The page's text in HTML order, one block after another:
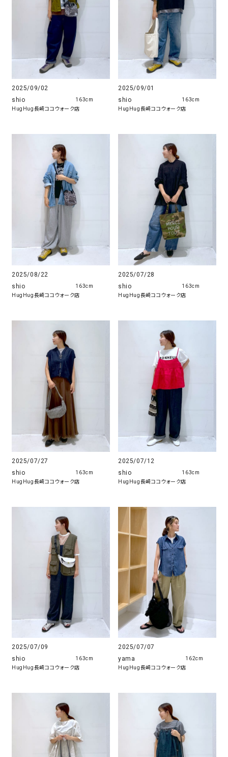
2025/09/02
shio
HugHug長崎ココウォーク店
163cm
2025/09/01
shio
HugHug長崎ココウォーク店
163cm
2025/08/22
shio
HugHug長崎ココウォーク店
163cm
2025/07/28
shio
HugHug長崎ココウォーク店
163cm
2025/07/27
shio
HugHug長崎ココウォーク店
163cm
2025/07/12
shio
HugHug長崎ココウォーク店
163cm
2025/07/09
shio
HugHug長崎ココウォーク店
163cm
2025/07/07
yama
HugHug長崎ココウォーク店
162cm